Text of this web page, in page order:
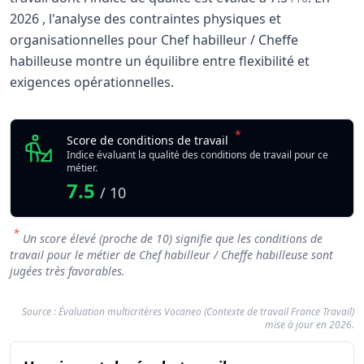
2026 , l'analyse des contraintes physiques et
organisationnelles pour Chef habilleur / Cheffe
habilleuse montre un équilibre entre flexibilité et
exigences opérationnelles.
Analyse des conditions de travail : Chef
Indicateur
Qualité globale de l'environnement Chef habilleur /
Score de conditions de travail *
Indice évaluant la qualité des conditions de travail pour ce
métier.
7.5 / 10
* Un score élevé (proche de 10) signifie que les conditions de
travail pour le métier de Chef habilleur / Cheffe habilleuse sont
jugées très favorables.
Source : Évaluation multicritères Vocaneo (Contexte de travail France Travail)
mise à jour en 2026.
Résumé des conditions